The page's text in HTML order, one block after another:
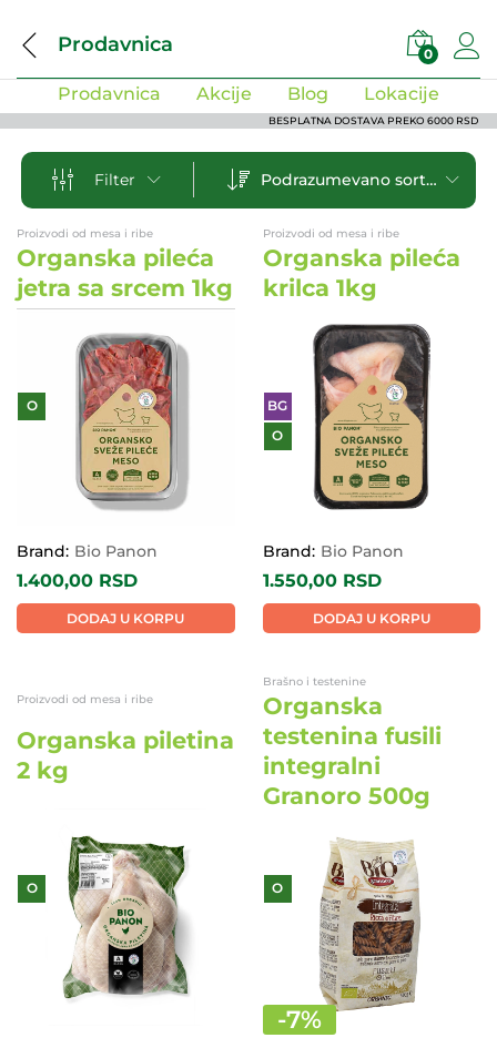
Prodavnica 0
Prodavnica Akcije Blog Lokacije
BESPLATNA DOSTAVA PREKO 6000 RSD
Filter Podrazumevano sortiranje
Proizvodi od mesa i ribe
Organska pileća
jetra sa srcem 1kg
O
Brand: Bio Panon
1.400,00 RSD
DODAJ U KORPU
Proizvodi od mesa i ribe
Organska pileća
krilca 1kg
BG
O
Brand: Bio Panon
1.550,00 RSD
DODAJ U KORPU
Proizvodi od mesa i ribe
Organska piletina
2 kg
O
Brašno i testenine
Organska
testenina fusili
integralni
Granoro 500g
O
-7%